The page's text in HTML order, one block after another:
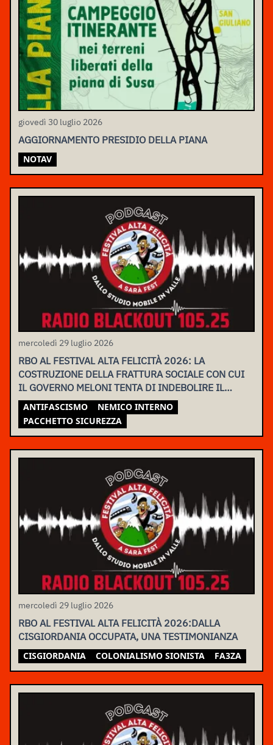
giovedì 30 luglio 2026
AGGIORNAMENTO PRESIDIO DELLA PIANA
NOTAV
mercoledì 29 luglio 2026
RBO AL FESTIVAL ALTA FELICITÀ 2026: LA
COSTRUZIONE DELLA FRATTURA SOCIALE CON CUI
IL GOVERNO MELONI TENTA DI INDEBOLIRE IL
MOVIMENTO
ANTIFASCISMO
NEMICO INTERNO
PACCHETTO SICUREZZA
mercoledì 29 luglio 2026
RBO AL FESTIVAL ALTA FELICITÀ 2026:DALLA
CISGIORDANIA OCCUPATA, UNA TESTIMONIANZA
CISGIORDANIA COLONIALISMO SIONISTA FA3ZA